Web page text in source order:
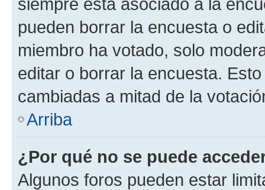
pueden borrar la encuesta o
miembro ha votado, solo
editar o borrar la encuesta.
cambiadas a mitad de la
Arriba
¿Por qué no se puede
Algunos foros pueden estar